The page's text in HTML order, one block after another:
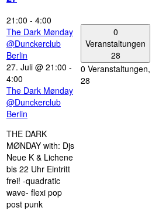
21:00 - 4:00
The Dark Mønday
@Dunckerclub
Berlin
27. Juli @ 21:00 -
4:00
The Dark Mønday
@Dunckerclub
Berlin
THE DARK
MØNDAY with: Djs
Neue K & Lichene
bis 22 Uhr Eintritt
frei! -quadratic
wave- flexi pop
post punk
0
Veranstaltungen
28
0 Veranstaltungen,
28